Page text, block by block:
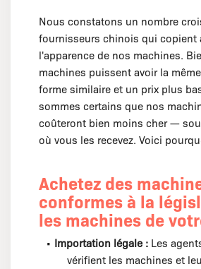
Nous constatons un nombre
fournisseurs chinois qui copient
l'apparence de nos machines.
machines puissent avoir la
forme similaire et un prix plus
sommes certains que nos
coûteront bien moins cher —
où vous les recevez. Voici
Achetez des
conformes à la
les machines de
• Importation légale :Les
vérifient les machines et